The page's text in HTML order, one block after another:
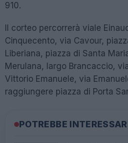
910.
Il corteo percorrerà viale
Cinquecento, via Cavour,
Liberiana, piazza di Santa
Merulana, largo Brancaccio,
Vittorio Emanuele, via
raggiungere piazza di Porta
POTREBBE